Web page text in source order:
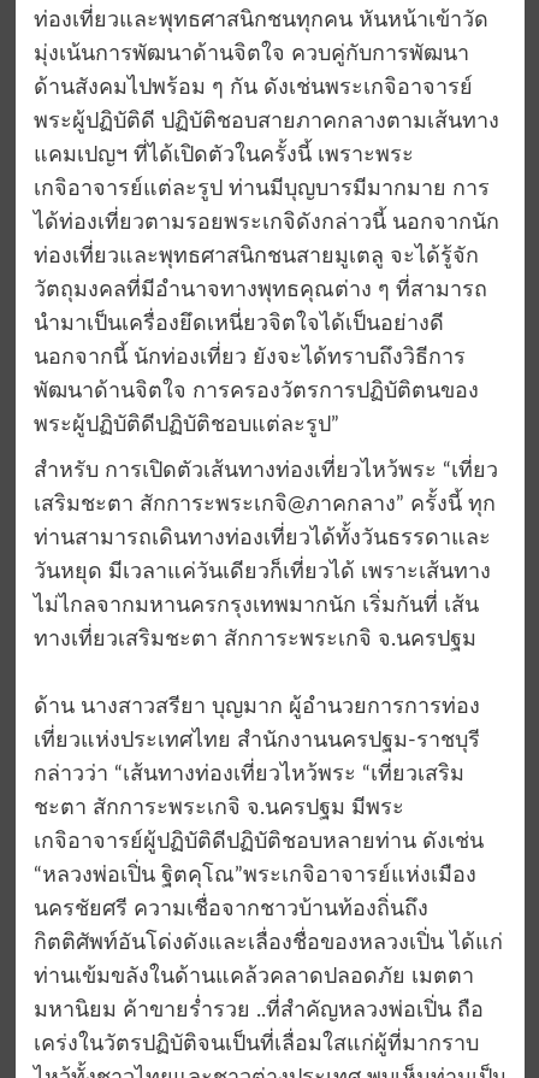
ท่องเที่ยวและพุทธศาสนิกชนทุกคน หันหน้าเข้าวัด
มุ่งเน้นการพัฒนาด้านจิตใจ ควบคู่กับการพัฒนา
ด้านสังคมไปพร้อม ๆ กัน ดังเช่นพระเกจิอาจารย์
พระผู้ปฏิบัติดี ปฏิบัติชอบสายภาคกลางตามเส้นทาง
แคมเปญฯ ที่ได้เปิดตัวในครั้งนี้ เพราะพระ
เกจิอาจารย์แต่ละรูป ท่านมีบุญบารมีมากมาย การ
ได้ท่องเที่ยวตามรอยพระเกจิดังกล่าวนี้ นอกจากนัก
ท่องเที่ยวและพุทธศาสนิกชนสายมูเตลู จะได้รู้จัก
วัตถุมงคลที่มีอำนาจทางพุทธคุณต่าง ๆ ที่สามารถ
นำมาเป็นเครื่องยึดเหนี่ยวจิตใจได้เป็นอย่างดี
นอกจากนี้ นักท่องเที่ยว ยังจะได้ทราบถึงวิธีการ
พัฒนาด้านจิตใจ การครองวัตรการปฏิบัติตนของ
พระผู้ปฏิบัติดีปฏิบัติชอบแต่ละรูป”
สำหรับ การเปิดตัวเส้นทางท่องเที่ยวไหว้พระ “เที่ยว
เสริมชะตา สักการะพระเกจิ@ภาคกลาง” ครั้งนี้ ทุก
ท่านสามารถเดินทางท่องเที่ยวได้ทั้งวันธรรดาและ
วันหยุด มีเวลาแค่วันเดียวก็เที่ยวได้ เพราะเส้นทาง
ไม่ไกลจากมหานครกรุงเทพมากนัก เริ่มกันที่ เส้น
ทางเที่ยวเสริมชะตา สักการะพระเกจิ จ.นครปฐม
ด้าน นางสาวสรียา บุญมาก ผู้อำนวยการการท่อง
เที่ยวแห่งประเทศไทย สำนักงานนครปฐม-ราชบุรี
กล่าวว่า “เส้นทางท่องเที่ยวไหว้พระ “เที่ยวเสริม
ชะตา สักการะพระเกจิ จ.นครปฐม มีพระ
เกจิอาจารย์ผู้ปฏิบัติดีปฏิบัติชอบหลายท่าน ดังเช่น
“หลวงพ่อเปิ่น ฐิตคุโณ”พระเกจิอาจารย์แห่งเมือง
นครชัยศรี ความเชื่อจากชาวบ้านท้องถิ่นถึง
กิตติศัพท์อันโด่งดังและเลื่องชื่อของหลวงเปิ่น ได้แก่
ท่านเข้มขลังในด้านแคล้วคลาดปลอดภัย เมตตา
มหานิยม ค้าขายร่ำรวย ..ที่สำคัญหลวงพ่อเปิ่น ถือ
เคร่งในวัตรปฏิบัติจนเป็นที่เลื่อมใสแก่ผู้ที่มากราบ